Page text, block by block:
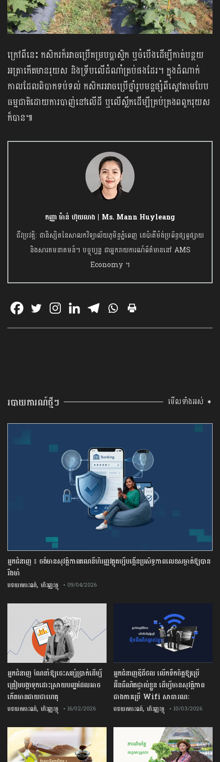
ក្រៅពីនេះ កសិករក៏អាចប្រើគម្របប្លាស្ទិក ឬចំបើងដើម្បីកាត់បន្ថយ
អត្រាកើតមានរុយស និងទ្រីបលើដំណាំត្រប់ផងដែរ។ ក្នុងដំណាក់
កាលដែលពិបាកទប់ទល់ កសិករអាចប្រើថ្នាំរូបមន្តផ្សំពីស្ដៅតាមបែប
ធម្មជាតិដោយការបាញ់នៅលើដី ឬលើស្លឹកដើម្បីគ្រប់គ្រងពពួករុយស
ក៏បាន៕
កញ្ញា ម៉ាន់ ហ៊ុយលាង | Ms. Mann Huyleang
ជីវប្រវត្តិ: ជានិស្សិតនៃសាលកវិទ្យាល័យភូមិន្ទភ្នំពេញ ដេប៉ាតឺម៉ង់ប្រព័ន្ធផ្សព្វផ្សាយ
និងសារគមនាគមន៍។ បច្ចុប្បន្ន ជាអ្នករាយការណ៍ព័ត៌មាននៅ AMS
Economy ។
របាយការណ៍ថ្មីៗ មើលទាំងអស់ ➧
អ្នកជំនាញ ៖ ចង់មានសុវត្ថិភាពគណនីហិរញ្ញវត្ថុគប្បីបង្កើនប្រសិទ្ធភាពលេខសម្ងាត់ឱ្យបាន
រឹងមាំ
បទយកការណ៍, ហិរញ្ញវត្ថុ • 09/04/2026
អ្នកជំនាញឌីជីថល លើកទឹកចិត្តឱ្យប្រើ
អ៊ីនធឺណិតផ្ទាល់ខ្លួន ដើម្បីមានសុវត្ថិភាព
ជាងការប្រើ Wifi​ សាធារណៈ
បទយកការណ៍, ហិរញ្ញវត្ថុ • 10/03/2026
អ្នកជំនាញ ណែនាំឱ្យចេះសន្សំប្រាក់ដើម្បី
ត្រៀមបង្កាទុកដោះស្រាយបញ្ហាដែលអាច
កើតមានជាយថាហេតុ
បទយកការណ៍, ហិរញ្ញវត្ថុ • 16/02/2026